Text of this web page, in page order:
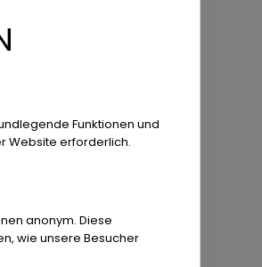
Funktionen und
Website erforderlich.
anonym. Diese
wie unsere Besucher